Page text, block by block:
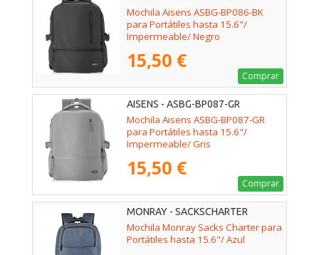
Mochila Aisens ASBG-BP086-BK
para Portátiles hasta 15.6"/
Impermeable/ Negro
15,50 €
Comprar
AISENS - ASBG-BP087-GR
Mochila Aisens ASBG-BP087-GR
para Portátiles hasta 15.6"/
Impermeable/ Gris
15,50 €
Comprar
MONRAY - SACKSCHARTER
Mochila Monray Sacks Charter para
Portátiles hasta 15.6"/ Azul